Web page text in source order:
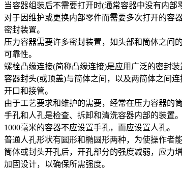
当容器组装后不需要打开时(通常容器中没有内
对于因维护或更换内部零件而需要多次打开的容
密封装置。
压力容器需要许多密封装置，如头部和筒体之间
可靠性。
螺栓凸缘连接(简称凸缘连接)是应用广泛的密封
容器封头(或顶盖)与筒体之间，以及两筒体之间
开口和接管。
由于工艺要求和维护的需要，经常在压力容器的
手孔和人孔是检查、拆卸和清洗容器内部的装置
1000毫米的容器不应设置手孔，而应设置人孔。
普通人孔形状有圆形和椭圆形两种，为使操作者
筒体或封头开孔后，开孔部分的强度减弱，应力
加固设计，以确保所需强度。